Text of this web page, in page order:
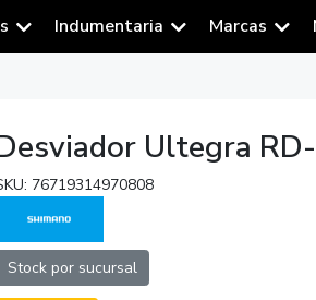
Indumentaria Marcas
Ultegra
76719314970808
Stock por sucursal